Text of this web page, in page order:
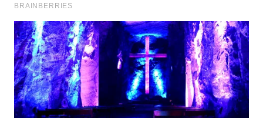
SUBANG
WN
SUKABUMI
WN
PURWAKARTA